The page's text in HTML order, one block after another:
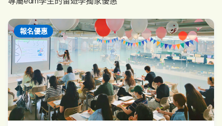
報名優惠